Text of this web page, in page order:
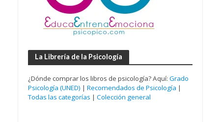
La Librería de la Psicología
¿Dónde comprar los libros de psicología? Aquí: Grado
Psicología (UNED) | Recomendados de Psicología |
Todas las categorías | Colección general